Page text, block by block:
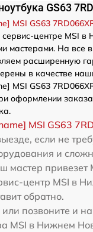
GS63
MSI GS63
центре MSI в
мастерами. На все
расширенную
в качестве
MSI GS63
оформлении
MSI GS63
если не
и
мастер привезет
центр MSI в
обратно.
позвоните и
MSI в Нижнем